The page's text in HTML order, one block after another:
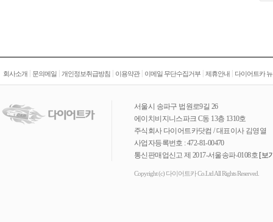
회사소개 | 문의메일 | 개인정보취급방침 | 이용약관| 이메일 무단수집거부 | 제휴안내 | 다이어트카
서울시 송파구 법원로9길 26
에이치비지니스파크 C동 13층 1310호
주식회사 다이어트카닷컴 / 대표이사 김영열
사업자등록번호 : 472-81-00470
통신판매업신고 제 2017-서울송파-0108호 [보
Copyright (c) 다이어트카 Co.Ltd All Rights Reserved.